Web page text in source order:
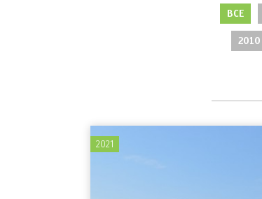
ВСЕ
2010
2021